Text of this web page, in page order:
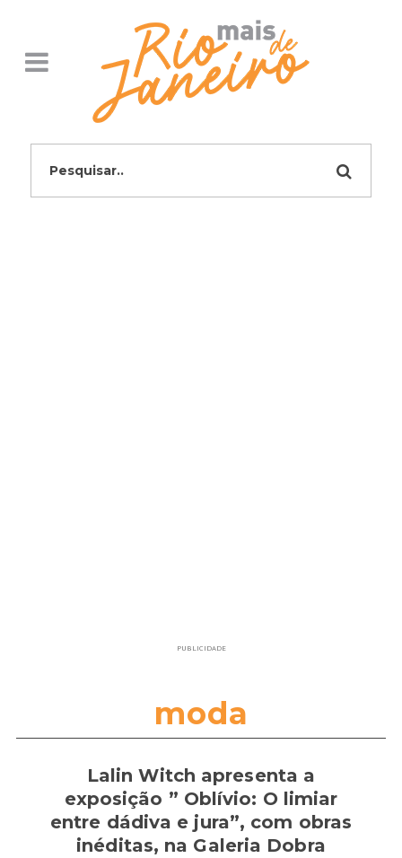
PUBLICIDADE
moda
Lalin Witch apresenta a
exposição ” Oblívio: O limiar
entre dádiva e jura”, com obras
inéditas, na Galeria Dobra